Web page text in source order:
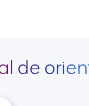
de